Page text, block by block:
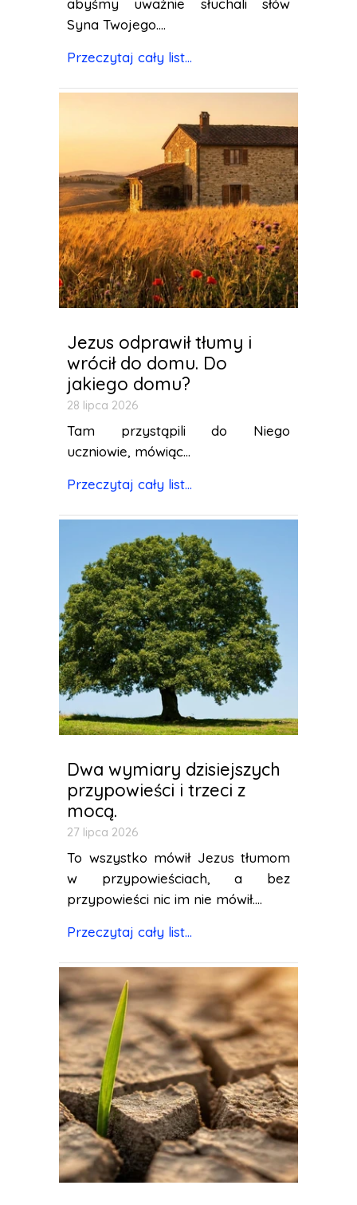
abyśmy uważnie słuchali słów
Syna Twojego....
Przeczytaj cały list...
Jezus odprawił tłumy i
wrócił do domu. Do
jakiego domu?
28 lipca 2026
Tam przystąpili do Niego
uczniowie, mówiąc...
Przeczytaj cały list...
Dwa wymiary dzisiejszych
przypowieści i trzeci z
mocą.
27 lipca 2026
To wszystko mówił Jezus tłumom
w przypowieściach, a bez
przypowieści nic im nie mówił....
Przeczytaj cały list...